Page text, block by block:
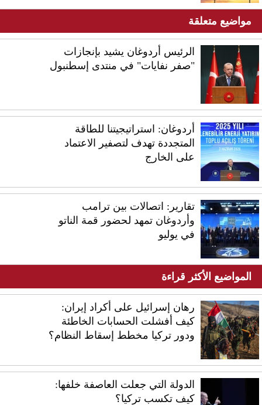
مواضيع متعلقة
الرئيس أردوغان يشيد بإنجازات
"صفر نفايات" في منتدى إسطنبول
أردوغان: استراتيجيتنا للطاقة
المتجددة تهدف لتصفير الاعتماد
على الخارج
تقارير: اتصالات بين ترامب
وأردوغان تمهد لحضور قمة الناتو
في يوليو
المواضيع الأكثر قراءة
رهان إسرائيل على أكراد إيران:
كيف أفشلت الحسابات الخاطئة
ودور تركيا مخطط إسقاط النظام؟
الدولة التي جعلت العاصفة خلفها:
كيف تكسب تركيا؟